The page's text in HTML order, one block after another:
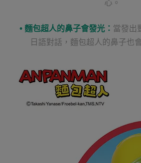
心。
• 麵包超人的鼻子會發光： 當發出
日語對話，麵包超人的鼻子也